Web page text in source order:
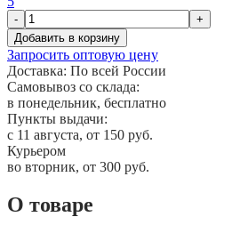
-
+
Добавить в корзину
Запросить оптовую цену
Доставка: По всей России
Самовывоз со склада:
в понедельник, бесплатно
Пункты выдачи:
c 11 августа, от 150 руб.
Курьером
во вторник, от 300 руб.
О товаре